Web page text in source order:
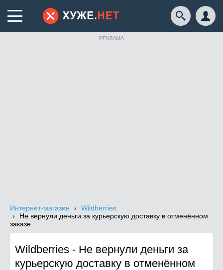
РЕКЛАМА
Интернет-магазин
Wildberries
Не вернули деньги за курьерскую доставку в отменённом
заказе
Wildberries - Не вернули деньги за
курьерскую доставку в отменённом